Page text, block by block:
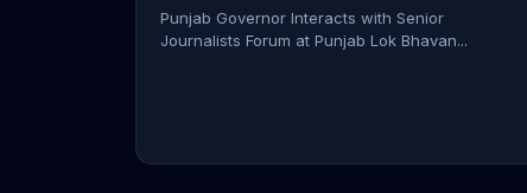
Punjab Governor Interacts with Senior
Journalists Forum at Punjab Lok Bhavan...